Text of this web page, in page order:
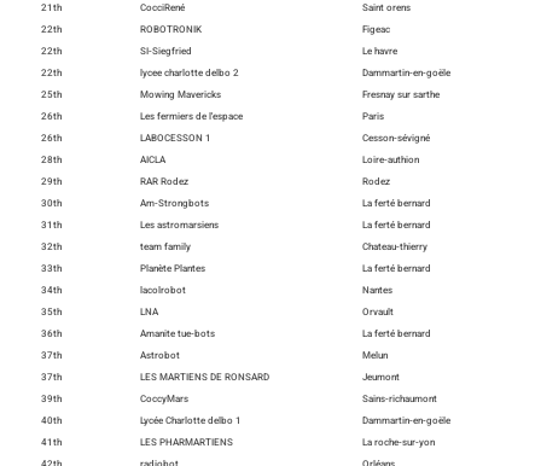
21th
CocciRené
Saint orens
22th
ROBOTRONIK
Figeac
22th
SI-Siegfried
Le havre
22th
lycee charlotte delbo 2
Dammartin-en-goële
25th
Mowing Mavericks
Fresnay sur sarthe
26th
Les fermiers de l'espace
Paris
26th
LABOCESSON 1
Cesson-sévigné
28th
AICLA
Loire-authion
29th
RAR Rodez
Rodez
30th
Am-Strongbots
La ferté bernard
31th
Les astromarsiens
La ferté bernard
32th
team family
Chateau-thierry
33th
Planète Plantes
La ferté bernard
34th
lacolrobot
Nantes
35th
LNA
Orvault
36th
Amanite tue-bots
La ferté bernard
37th
Astrobot
Melun
37th
LES MARTIENS DE RONSARD
Jeumont
39th
CoccyMars
Sains-richaumont
40th
Lycée Charlotte delbo 1
Dammartin-en-goële
41th
LES PHARMARTIENS
La roche-sur-yon
42th
radiobot
Orléans